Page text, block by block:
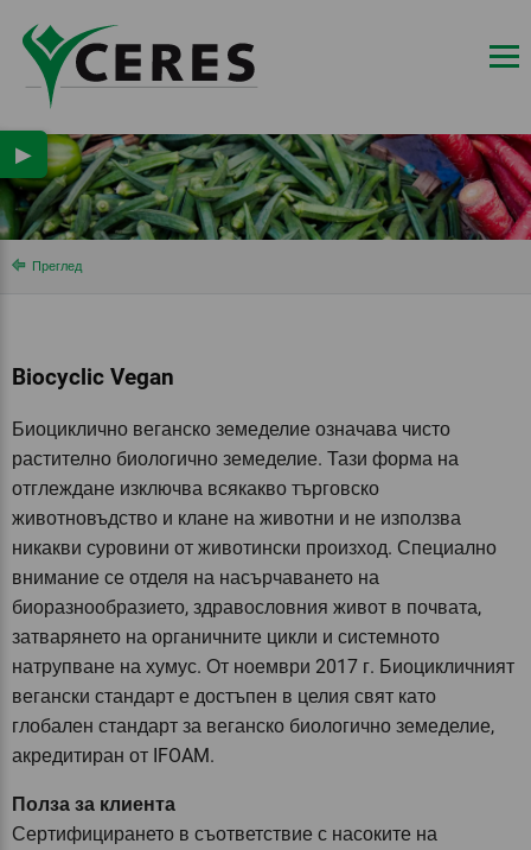
Преглед
Biocyclic Vegan
Биоциклично веганско земеделие означава чисто
растително биологично земеделие. Тази форма на
отглеждане изключва всякакво търговско
животновъдство и клане на животни и не използва
никакви суровини от животински произход. Специално
внимание се отделя на насърчаването на
биоразнообразието, здравословния живот в почвата,
затварянето на органичните цикли и системното
натрупване на хумус. От ноември 2017 г. Биоцикличният
вегански стандарт е достъпен в целия свят като
глобален стандарт за веганско биологично земеделие,
акредитиран от IFOAM.
Полза за клиента
Сертифицирането в съответствие с насоките на
▶